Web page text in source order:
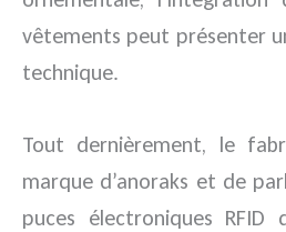
vêtements peut présenter
technique.
Tout dernièrement, le
marque d’anoraks et de
puces électroniques RFID